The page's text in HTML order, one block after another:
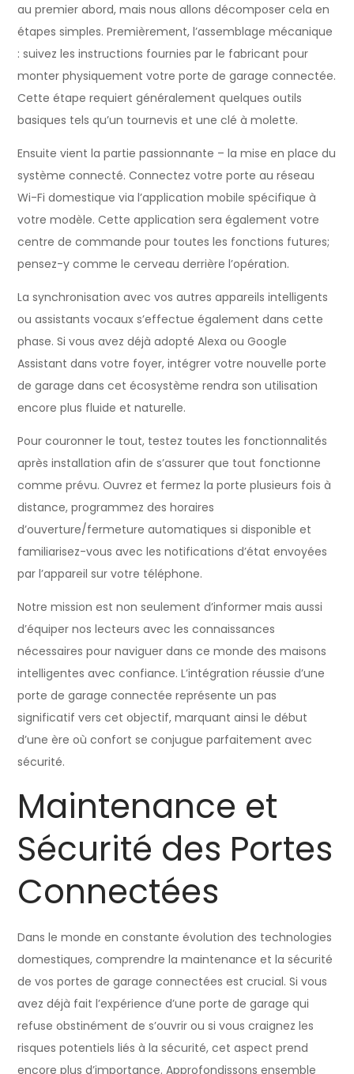
au premier abord, mais nous allons décomposer cela en
étapes simples. Premièrement, l’assemblage mécanique
: suivez les instructions fournies par le fabricant pour
monter physiquement votre porte de garage connectée.
Cette étape requiert généralement quelques outils
basiques tels qu’un tournevis et une clé à molette.
Ensuite vient la partie passionnante – la mise en place du
système connecté. Connectez votre porte au réseau
Wi-Fi domestique via l’application mobile spécifique à
votre modèle. Cette application sera également votre
centre de commande pour toutes les fonctions futures;
pensez-y comme le cerveau derrière l’opération.
La synchronisation avec vos autres appareils intelligents
ou assistants vocaux s’effectue également dans cette
phase. Si vous avez déjà adopté Alexa ou Google
Assistant dans votre foyer, intégrer votre nouvelle porte
de garage dans cet écosystème rendra son utilisation
encore plus fluide et naturelle.
Pour couronner le tout, testez toutes les fonctionnalités
après installation afin de s’assurer que tout fonctionne
comme prévu. Ouvrez et fermez la porte plusieurs fois à
distance, programmez des horaires
d’ouverture/fermeture automatiques si disponible et
familiarisez-vous avec les notifications d’état envoyées
par l’appareil sur votre téléphone.
Notre mission est non seulement d’informer mais aussi
d’équiper nos lecteurs avec les connaissances
nécessaires pour naviguer dans ce monde des maisons
intelligentes avec confiance. L’intégration réussie d’une
porte de garage connectée représente un pas
significatif vers cet objectif, marquant ainsi le début
d’une ère où confort se conjugue parfaitement avec
sécurité.
Maintenance et
Sécurité des Portes
Connectées
Dans le monde en constante évolution des technologies
domestiques, comprendre la maintenance et la sécurité
de vos portes de garage connectées est crucial. Si vous
avez déjà fait l’expérience d’une porte de garage qui
refuse obstinément de s’ouvrir ou si vous craignez les
risques potentiels liés à la sécurité, cet aspect prend
encore plus d’importance. Approfondissons ensemble